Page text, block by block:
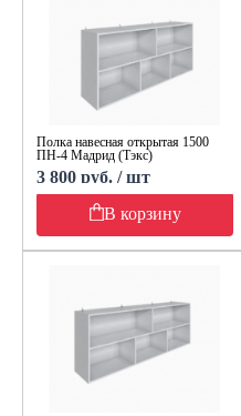
Полка навесная открытая 1500
ПН-4 Мадрид (Тэкс)
3 800 руб. / шт
В корзину